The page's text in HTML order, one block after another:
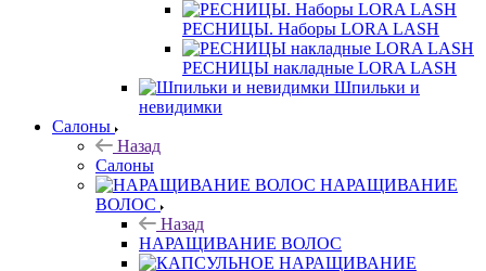
РЕСНИЦЫ. Наборы LORA LASH
РЕСНИЦЫ накладные LORA LASH
Шпильки и
невидимки
Салоны
Назад
Салоны
НАРАЩИВАНИЕ
ВОЛОС
Назад
НАРАЩИВАНИЕ ВОЛОС